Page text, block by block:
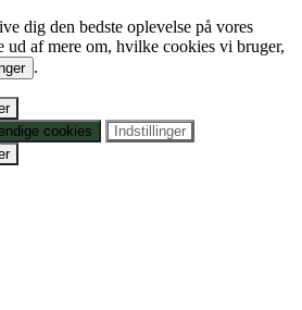
dig den bedste oplevelse på vores
ud af mere om, hvilke cookies vi bruger,
.
cookies
Indstillinger